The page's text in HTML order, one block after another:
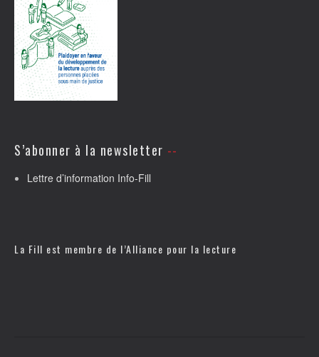
S’abonner à la newsletter
Lettre d’information Info-Fill
La Fill est membre de l’Alliance pour la lecture